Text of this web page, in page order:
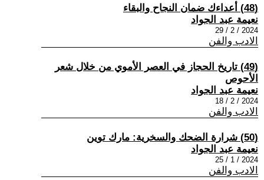
(48) أعداءك ضمان النجاح والبقاء
نعيمة عبد الجواد
2024 / 2 / 29
الادب والفن
(49) تاريخ الحجاز في العصر الأموي من خلال شعر
الأحوص
نعيمة عبد الجواد
2024 / 2 / 18
الادب والفن
(50) شرارة الضحك والسخرية: مارك توين
نعيمة عبد الجواد
2024 / 1 / 25
الادب والفن